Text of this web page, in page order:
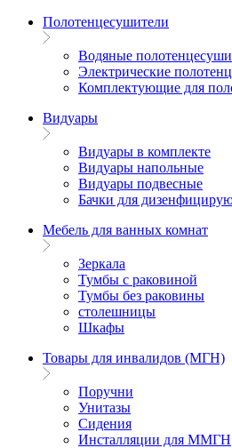
Полотенцесушители
Водяные
Электрические
Комплектующие для
Видуары
Видуары в комплекте
Видуары напольные
Видуары подвесные
Бачки для
Мебель для ванных комнат
Зеркала
Тумбы с раковиной
Тумбы без раковины
столешницы
Шкафы
Товары для инвалидов (МГН)
Поручни
Унитазы
Сидения
Инсталляции для ММГН